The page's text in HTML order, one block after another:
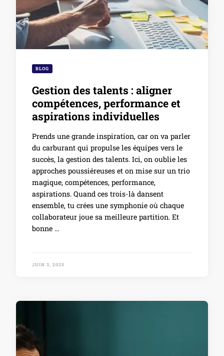
BLOG
Gestion des talents : aligner
compétences, performance et
aspirations individuelles
Prends une grande inspiration, car on va parler
du carburant qui propulse les équipes vers le
succès, la gestion des talents. Ici, on oublie les
approches poussiéreuses et on mise sur un trio
magique, compétences, performance,
aspirations. Quand ces trois-là dansent
ensemble, tu crées une symphonie où chaque
collaborateur joue sa meilleure partition. Et
bonne …
JUIN 3, 2025